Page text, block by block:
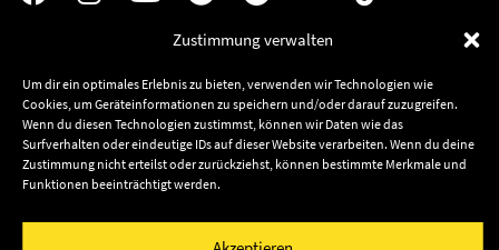
Zustimmung verwalten
Um dir ein optimales Erlebnis zu bieten, verwenden wir Technologien wie
Cookies, um Geräteinformationen zu speichern und/oder darauf zuzugreifen.
Wenn du diesen Technologien zustimmst, können wir Daten wie das
Surfverhalten oder eindeutige IDs auf dieser Website verarbeiten. Wenn du deine
Zustimmung nicht erteilst oder zurückziehst, können bestimmte Merkmale und
Funktionen beeinträchtigt werden.
News
Artists
Releases
Friends
Kontakt
Termine
Shop
Datenschutz
Newsletter